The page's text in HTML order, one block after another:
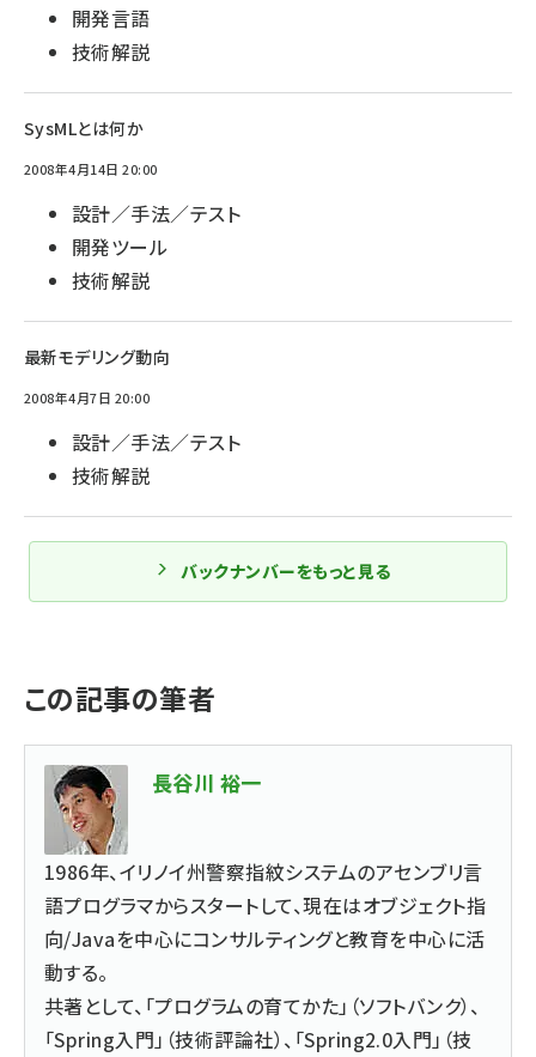
開発言語
技術解説
SysMLとは何か
2008年4月14日 20:00
設計／手法／テスト
開発ツール
技術解説
最新モデリング動向
2008年4月7日 20:00
設計／手法／テスト
技術解説
バックナンバーをもっと見る
この記事の筆者
長谷川 裕一
1986年、イリノイ州警察指紋システムのアセンブリ言
語プログラマからスタートして、現在はオブジェクト指
向/Javaを中心にコンサルティングと教育を中心に活
動する。
共著として、「プログラムの育てかた」（ソフトバンク）、
「Spring入門」（技術評論社）、「Spring2.0入門」（技